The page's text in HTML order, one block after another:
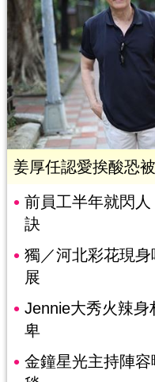
姜厚任認愛挨酸恐
前員工半年就閃
訣
獨／河北彩花現
展
Jennie大秀火辣
卑
金鐘星光主持陣